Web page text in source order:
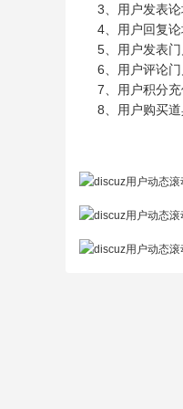
3、用户发表
4、用户回复论
5、用户发表门
6、用户评论门
7、用户积分充
8、用户购买